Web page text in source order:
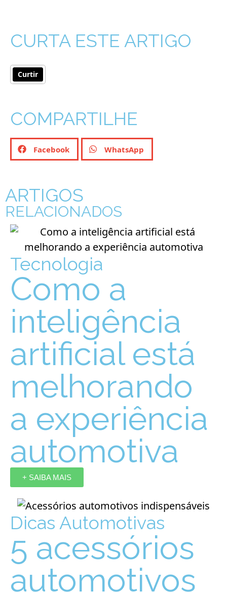
CURTA ESTE ARTIGO
Curtir
COMPARTILHE
Facebook WhatsApp
ARTIGOS
RELACIONADOS
Tecnologia
Como a
inteligência
artificial está
melhorando
a experiência
automotiva
+ SAIBA MAIS
Dicas Automotivas
5 acessórios
automotivos